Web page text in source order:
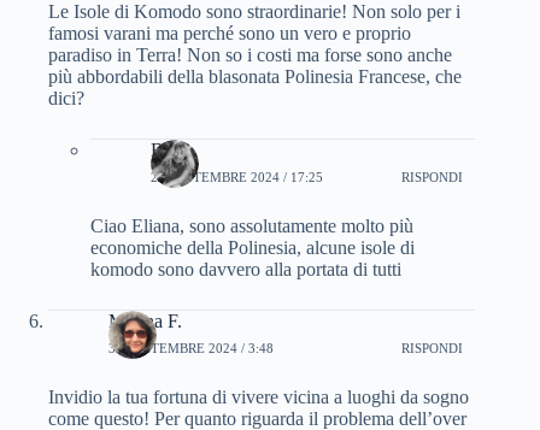
Le Isole di Komodo sono straordinarie! Non solo per i
famosi varani ma perché sono un vero e proprio
paradiso in Terra! Non so i costi ma forse sono anche
più abbordabili della blasonata Polinesia Francese, che
dici?
Bru
29 SETTEMBRE 2024 / 17:25 RISPONDI
Ciao Eliana, sono assolutamente molto più
economiche della Polinesia, alcune isole di
komodo sono davvero alla portata di tutti
Marina F.
30 SETTEMBRE 2024 / 3:48 RISPONDI
Invidio la tua fortuna di vivere vicina a luoghi da sogno
come questo! Per quanto riguarda il problema dell’over